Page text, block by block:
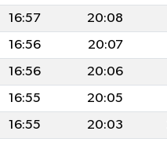
16:57 20:08
16:56 20:07
16:56 20:06
16:55 20:05
16:55 20:03